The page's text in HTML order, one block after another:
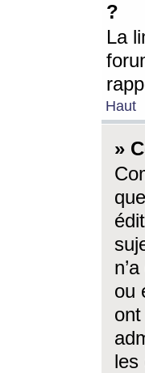
?
La
Haut
»
ou
les